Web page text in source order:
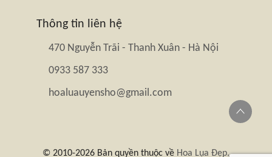
Thông tin liên hệ
470 Nguyễn Trãi - Thanh Xuân - Hà Nội
0933 587 333
hoaluauyensho@gmail.com
© 2010-2026 Bản quyền thuộc về Hoa Lụa Đẹp.